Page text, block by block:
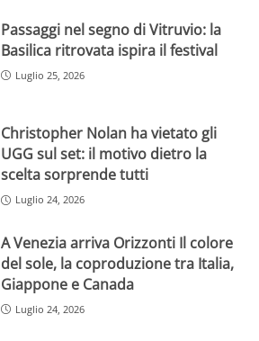
Passaggi nel segno di Vitruvio: la
Basilica ritrovata ispira il festival
Luglio 25, 2026
Christopher Nolan ha vietato gli
UGG sul set: il motivo dietro la
scelta sorprende tutti
Luglio 24, 2026
A Venezia arriva Orizzonti Il colore
del sole, la coproduzione tra Italia,
Giappone e Canada
Luglio 24, 2026